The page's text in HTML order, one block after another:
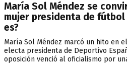
María Sol Méndez se
mujer presidenta de fútbol
es?
María Sol Méndez marcó un hito en
electa presidenta de Deportivo
oposición venció al oficialismo por